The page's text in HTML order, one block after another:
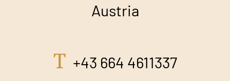
Austria
T +43 664 4611337